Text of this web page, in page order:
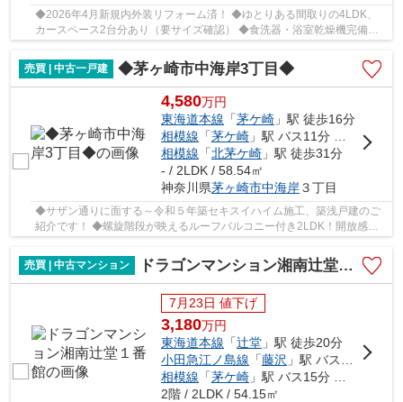
◆2026年4月新規内外装リフォーム済！ ◆ゆとりある間取りの4LDK、
カースペース2台分あり（要サイズ確認） ◆食洗器・浴室乾燥機完備、
売買 | 中古一戸建
◆茅ヶ崎市中海岸3丁目◆
4,580万円
東海道本線 「茅ケ崎 」駅 徒歩16分
相模線 「茅ケ崎 」駅 バス11分 「市営プール前（茅ヶ崎市）」 停歩5分
相模線 「北茅ケ崎 」駅 徒歩31分
- / 2LDK / 58.54㎡
神奈川県茅ヶ崎市中海岸３丁目
◆サザン通りに面する～令和５年築セキスイハイム施工、築浅戸建のご
紹介です！ ◆螺旋階段が映えるルーフバルコニー付き2LDK！開放感あ
売買 | 中古マンション
ドラゴンマンション湘南辻堂１番館
7月23日 値下げ
3,180万円
東海道本線 「辻堂 」駅 徒歩20分
小田急江ノ島線 「藤沢 」駅 バス21分 「辻堂団地」 停歩3分
相模線 「茅ケ崎 」駅 バス15分 「辻堂団地」 停歩3分
2階 / 2LDK / 54.15㎡